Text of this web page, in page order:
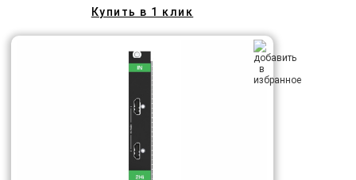
Купить в 1 клик